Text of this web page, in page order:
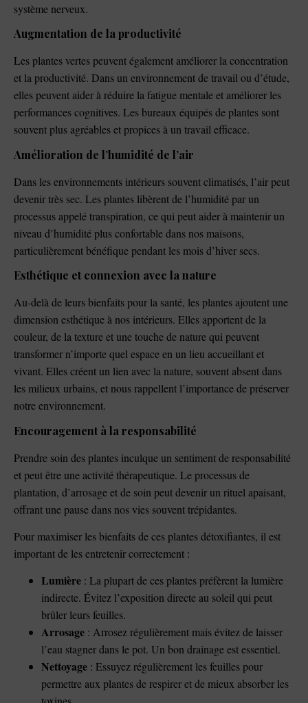
système nerveux.
Augmentation de la productivité
Les plantes vertes peuvent également améliorer la concentration
et la productivité. Dans un environnement de travail ou d’étude,
elles peuvent aider à réduire la fatigue mentale et améliorer les
performances cognitives. Les bureaux équipés de plantes sont
souvent plus agréables et propices à un travail efficace.
Amélioration de l’humidité de l’air
Dans les environnements intérieurs souvent climatisés, l’air peut
devenir très sec. Les plantes libèrent de l’humidité par un
processus appelé transpiration, ce qui peut aider à maintenir un
niveau d’humidité plus confortable dans nos maisons,
particulièrement bénéfique pendant les mois d’hiver secs.
Esthétique et connexion avec la nature
Au-delà de leurs bienfaits pour la santé, les plantes ajoutent une
dimension esthétique à nos intérieurs. Elles apportent de la
couleur, de la texture et une touche de nature qui peuvent
transformer n’importe quel espace en un lieu accueillant et
vivant. Elles créent un lien avec la nature, souvent absent dans
les milieux urbains, et nous rappellent l’importance de préserver
notre environnement.
Encouragement à la responsabilité
Prendre soin des plantes inculque un sentiment de responsabilité
et peut être une activité thérapeutique. Le processus de
plantation, d’arrosage et de soin peut devenir un rituel apaisant,
offrant une pause dans nos vies souvent trépidantes.
Pour maximiser les bienfaits de ces plantes détoxifiantes, il est
important de les entretenir correctement :
Lumière : La plupart de ces plantes préfèrent la lumière
indirecte. Évitez l’exposition directe au soleil qui peut
brûler leurs feuilles.
Arrosage : Arrosez régulièrement mais évitez de laisser
l’eau stagner dans le pot. Un bon drainage est essentiel.
Nettoyage : Essuyez régulièrement les feuilles pour
permettre aux plantes de respirer et de mieux absorber les